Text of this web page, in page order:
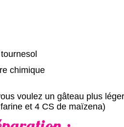
chimique
voulez un gâteau plus léger
et 4 CS de maïzena)